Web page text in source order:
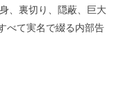
、裏切り、隠蔽、巨大
べて実名で綴る内部告